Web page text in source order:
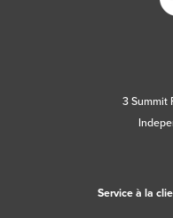
3 Summit
Service à la